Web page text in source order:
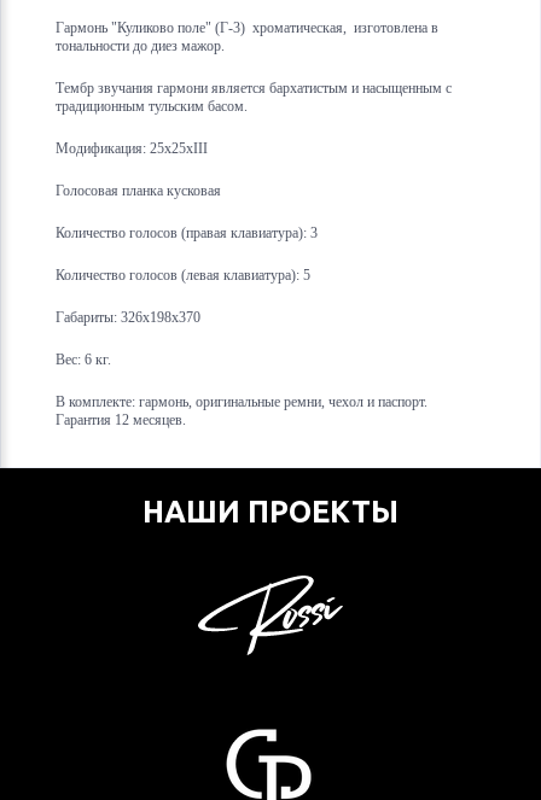
Гармонь "Куликово поле" (Г-3) хроматическая, изготовлена в
тональности до диез мажор.
Тембр звучания гармони является бархатистым и насыщенным с
традиционным тульским басом.
Модификация: 25х25хIII
Голосовая планка кусковая
Количество голосов (правая клавиатура): 3
Количество голосов (левая клавиатура): 5
Габариты: 326х198х370
Вес: 6 кг.
В комплекте: гармонь, оригинальные ремни, чехол и паспорт.
Гарантия 12 месяцев.
НАШИ ПРОЕКТЫ